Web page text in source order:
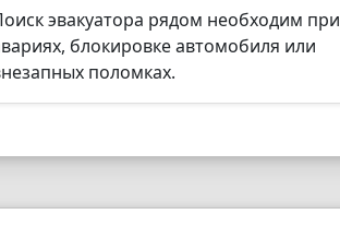
эвакуатора рядом необходим при
блокировке автомобиля или
поломках.